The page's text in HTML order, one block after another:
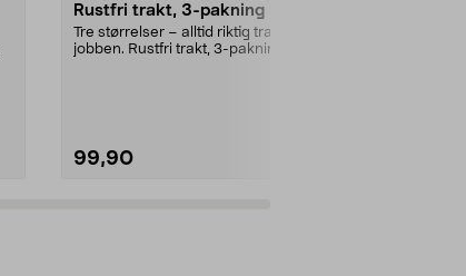
Rustfri trakt, 3-pakning
Tre størrelser – alltid riktig trakt for
jobben. Rustfri trakt, 3-pakning –
99,90